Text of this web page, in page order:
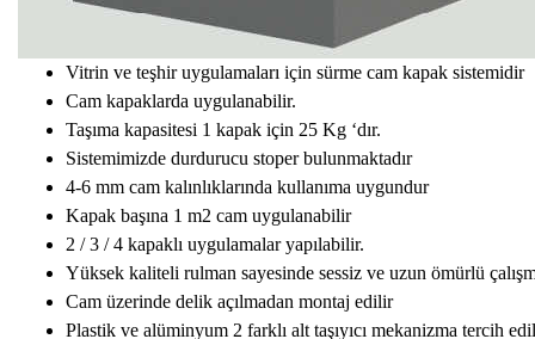
Vitrin ve teşhir uygulamaları için sürme cam kapak sistemidir
Cam kapaklarda uygulanabilir.
Taşıma kapasitesi 1 kapak için 25 Kg ‘dır.
Sistemimizde durdurucu stoper bulunmaktadır
4-6 mm cam kalınlıklarında kullanıma uygundur
Kapak başına 1 m2 cam uygulanabilir
2 / 3 / 4 kapaklı uygulamalar yapılabilir.
Yüksek kaliteli rulman sayesinde sessiz ve uzun ömürlü
Cam üzerinde delik açılmadan montaj edilir
Plastik ve alüminyum 2 farklı alt taşıyıcı mekanizma tercih